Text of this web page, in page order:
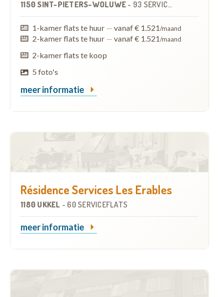
1150 SINT-PIETERS-WOLUWE - 93 SERVICEFLATS
1-kamer flats te huur — vanaf € 1.521/maand
2-kamer flats te huur — vanaf € 1.521/maand
2-kamer flats te koop
5 foto's
meer informatie
Résidence Services Les Erables
1180 UKKEL - 60 SERVICEFLATS
meer informatie